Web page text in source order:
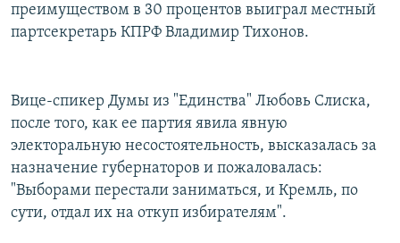
преимуществом в 30 процентов выиграл местный
партсекретарь КПРФ Владимир Тихонов.
Вице-спикер Думы из "Единства" Любовь Слиска,
после того, как ее партия явила явную
электоральную несостоятельность, высказалась за
назначение губернаторов и пожаловалась:
"Выборами перестали заниматься, и Кремль, по
сути, отдал их на откуп избирателям".